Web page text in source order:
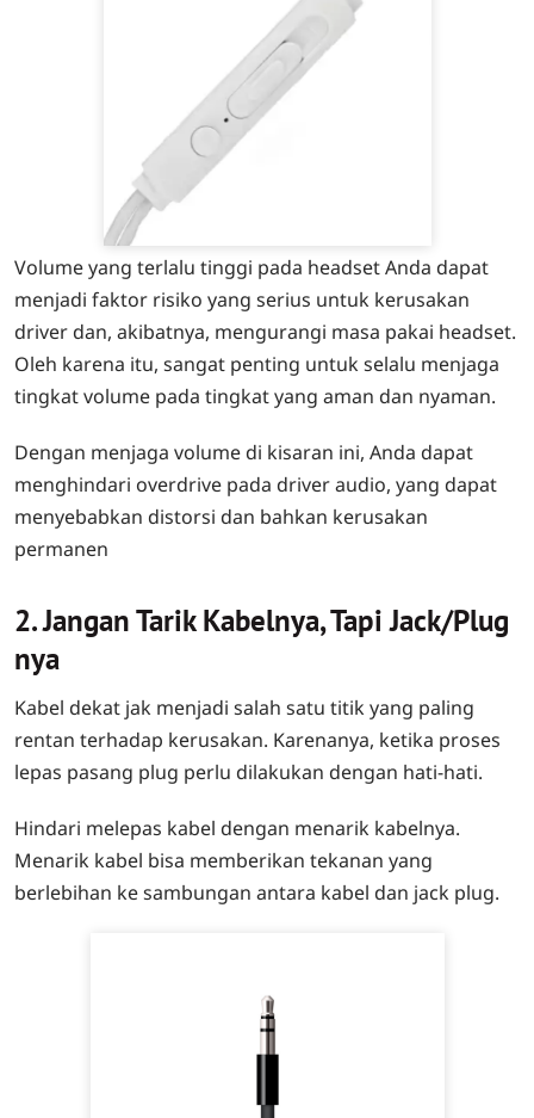
Volume yang terlalu tinggi pada headset Anda dapat
menjadi faktor risiko yang serius untuk kerusakan
driver dan, akibatnya, mengurangi masa pakai headset.
Oleh karena itu, sangat penting untuk selalu menjaga
tingkat volume pada tingkat yang aman dan nyaman.
Dengan menjaga volume di kisaran ini, Anda dapat
menghindari overdrive pada driver audio, yang dapat
menyebabkan distorsi dan bahkan kerusakan
permanen
2. Jangan Tarik Kabelnya, Tapi Jack/Plug
nya
Kabel dekat jak menjadi salah satu titik yang paling
rentan terhadap kerusakan. Karenanya, ketika proses
lepas pasang plug perlu dilakukan dengan hati-hati.
Hindari melepas kabel dengan menarik kabelnya.
Menarik kabel bisa memberikan tekanan yang
berlebihan ke sambungan antara kabel dan jack plug.